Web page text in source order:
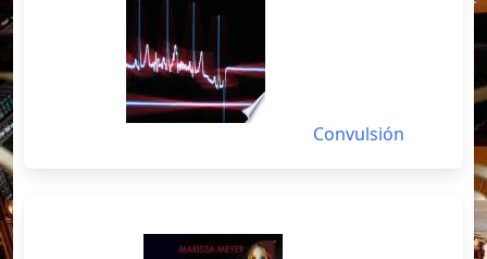
Convulsión